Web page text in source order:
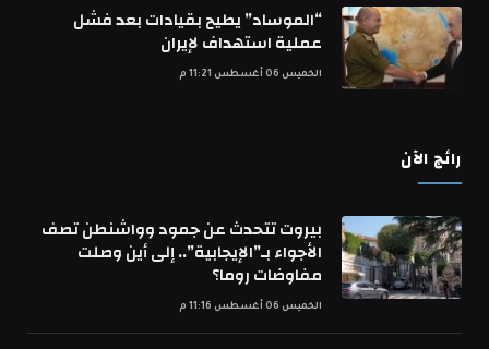
“الموساد” يطيح بقيادات بعد فشل
عملية استهداف لإيران
الخميس 06 أغسطس 11:21 م
رائج الآن
بيروت تتحدث عن جمود وواشنطن تصف
الأجواء بـ”الإيجابية”.. إلى أين وصلت
مفاوضات روما؟
الخميس 06 أغسطس 11:16 م